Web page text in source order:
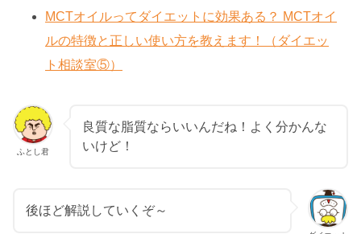
MCTオイルってダイエットに効果ある？ MCTオイ
ルの特徴と正しい使い方を教えます！（ダイエッ
ト相談室⑤）
良質な脂質ならいいんだね！よく分かんな
いけど！
ふとし君
後ほど解説していくぞ～